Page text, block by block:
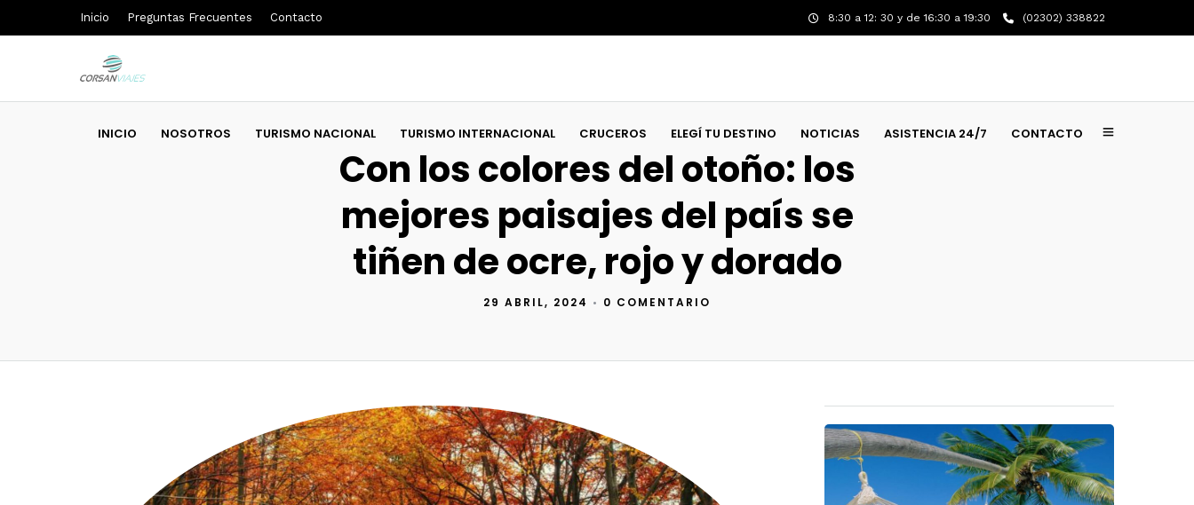
8:30 a 12: 30 y de 16:30 a 19:30 (02302) 338822
Inicio Preguntas Frecuentes Contacto
INICIO NOSOTROS TURISMO NACIONAL TURISMO INTERNACIONAL CRUCEROS ELEGÍ TU DESTINO NOTICIAS ASISTENCIA 24/7 CONTACTO
Con los colores del otoño: los
mejores paisajes del país se
tiñen de ocre, rojo y dorado
29 ABRIL, 2024 • 0 COMENTARIO